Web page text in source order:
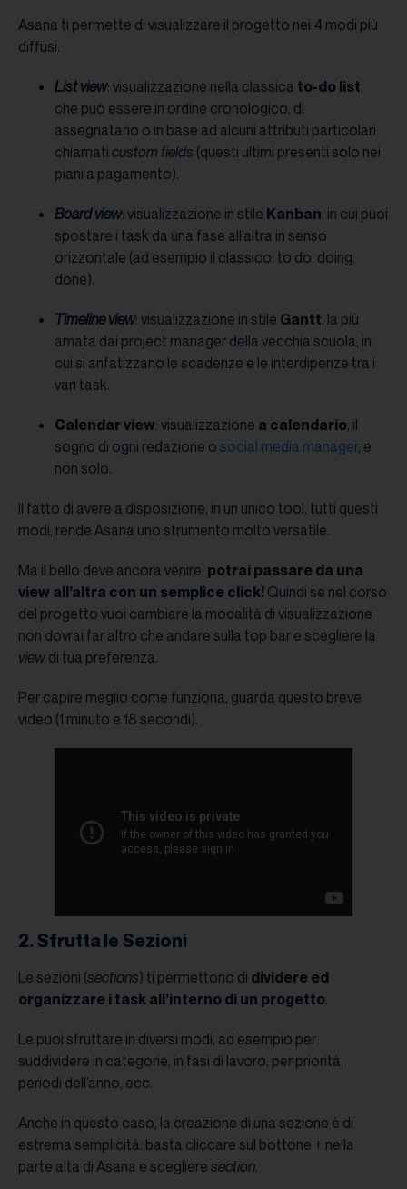
Asana ti permette di visualizzare il progetto nei 4 modi più
diffusi.
List view: visualizzazione nella classica to-do list,
che può essere in ordine cronologico, di
assegnatario o in base ad alcuni attributi particolari
chiamati custom fields (questi ultimi presenti solo nei
piani a pagamento).
Board view: visualizzazione in stile Kanban, in cui puoi
spostare i task da una fase all’altra in senso
orizzontale (ad esempio il classico: to do, doing,
done).
Timeline view: visualizzazione in stile Gantt, la più
amata dai project manager della vecchia scuola, in
cui si anfatizzano le scadenze e le interdipenze tra i
vari task.
Calendar view: visualizzazione a calendario, il
sogno di ogni redazione o social media manager, e
non solo.
Il fatto di avere a disposizione, in un unico tool, tutti questi
modi, rende Asana uno strumento molto versatile.
Ma il bello deve ancora venire: potrai passare da una
view all’altra con un semplice click! Quindi se nel corso
del progetto vuoi cambiare la modalità di visualizzazione
non dovrai far altro che andare sulla top bar e scegliere la
view di tua preferenza.
Per capire meglio come funziona, guarda questo breve
video (1 minuto e 18 secondi).
2. Sfrutta le Sezioni
Le sezioni (sections) ti permettono di dividere ed
organizzare i task all’interno di un progetto.
Le puoi sfruttare in diversi modi, ad esempio per
suddividere in categorie, in fasi di lavoro, per priorità,
periodi dell’anno, ecc.
Anche in questo caso, la creazione di una sezione è di
estrema semplicità: basta cliccare sul bottone + nella
parte alta di Asana e scegliere section.